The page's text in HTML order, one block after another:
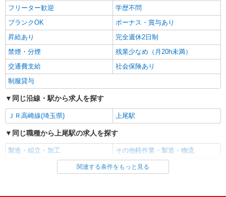
株式会社マイ・スター
金属製品の溶接加工
時給：1,580円 ※残業（実働8時間以
上）時給：1,975円
埼玉県上尾市
キープ 詳細を見る
派遣社員
ンター（埼玉）
時給2,000円 月収例：334,500円 （155ｈ
×2000円＋夜勤7回24500円） ★交通費規定支給
埼玉県上尾市 ★車通勤可 ※民間駐車場代支給
あり
フリーター歓迎
学歴不問
ブランクOK
ボーナス・賞与あり
昇給あり
完全週休2日制
禁煙・分煙
残業少なめ（月20h未満）
交通費支給
社会保険あり
制服貸与
同じ沿線・駅から求人を探す
ＪＲ高崎線(埼玉県) 上尾駅
同じ職種から上尾駅の求人を探す
製造・組立・加工 その他軽作業・製造・物流
同じ雇用形態から上尾駅の求人を探す
関連する条件をもっと見る